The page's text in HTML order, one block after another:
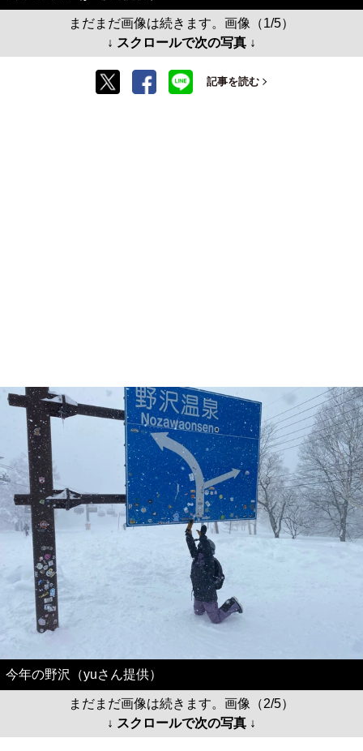
まだまだ画像は続きます。画像（1/5）
↓ スクロールで次の写真 ↓
記事を読む
今年の野沢（yuさん提供）
まだまだ画像は続きます。画像（2/5）
↓ スクロールで次の写真 ↓